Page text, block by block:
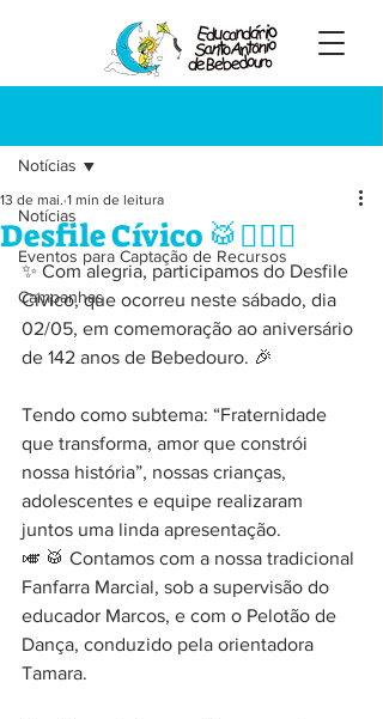
Notícias
Eventos para Captação de Recursos
Campanhas
Notícias
Desfile Cívico 🥁💂🏽‍♂️
13 de mai. 1 min de leitura
✨ Com alegria, participamos do Desfile
Cívico, que ocorreu neste sábado, dia
02/05, em comemoração ao aniversário
de 142 anos de Bebedouro. 🎉
Tendo como subtema: “Fraternidade
que transforma, amor que constrói
nossa história”, nossas crianças,
adolescentes e equipe realizaram
juntos uma linda apresentação.
🎺 🥁 Contamos com a nossa tradicional
Fanfarra Marcial, sob a supervisão do
educador Marcos, e com o Pelotão de
Dança, conduzido pela orientadora
Tamara.